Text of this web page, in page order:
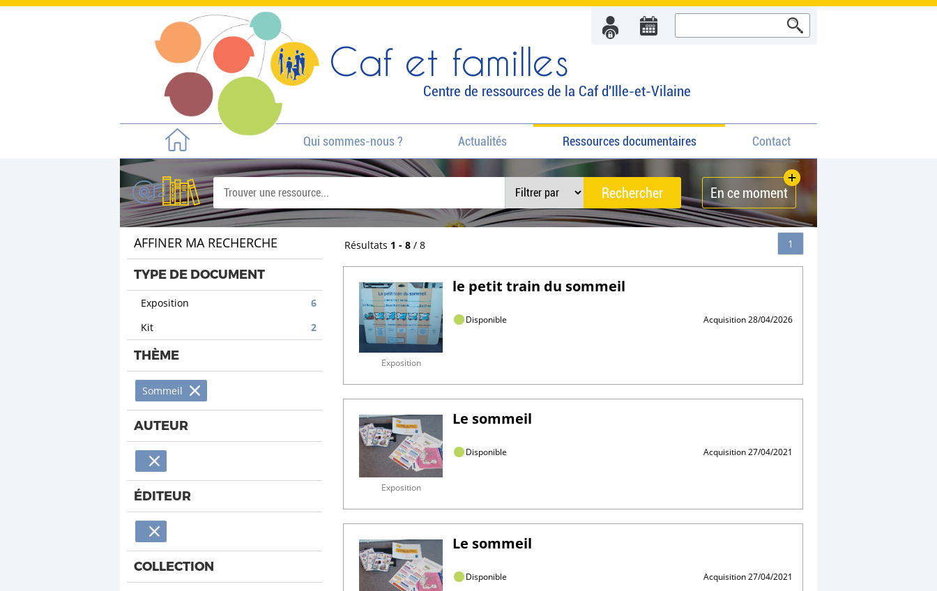
Caf et familles
Centre de ressources de la Caf d'Ille-et-Vilaine
Qui sommes-nous ? Actualités Ressources documentaires Contact
En ce moment
AFFINER MA RECHERCHE
TYPE DE DOCUMENT
Exposition
6
Kit
2
THÈME
Sommeil
AUTEUR
ÉDITEUR
COLLECTION
Résultats 1 - 8 / 8 1
Exposition
le petit train du sommeil
Disponible Acquisition 28/04/2026
Exposition
Le sommeil
Disponible Acquisition 27/04/2021
Le sommeil
Disponible Acquisition 27/04/2021